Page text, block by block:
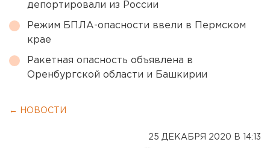
депортировали из России
Режим БПЛА-опасности ввели в Пермском
крае
Ракетная опасность объявлена в
Оренбургской области и Башкирии
← НОВОСТИ
25 ДЕКАБРЯ 2020 В 14:13